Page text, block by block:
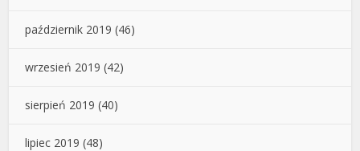
październik 2019 (46)
wrzesień 2019 (42)
sierpień 2019 (40)
lipiec 2019 (48)